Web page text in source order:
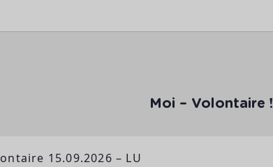
Moi – Volontaire !
15.09.2026 – LU